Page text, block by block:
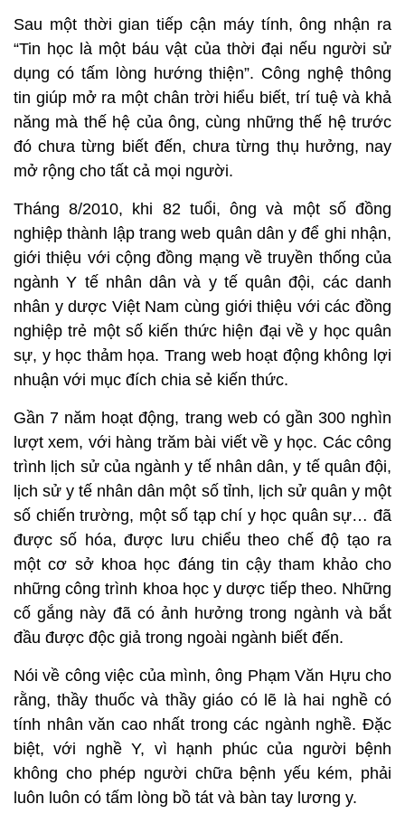
Sau một thời gian tiếp cận máy tính, ông nhận ra
“Tin học là một báu vật của thời đại nếu người sử
dụng có tấm lòng hướng thiện”. Công nghệ thông
tin giúp mở ra một chân trời hiểu biết, trí tuệ và khả
năng mà thế hệ của ông, cùng những thế hệ trước
đó chưa từng biết đến, chưa từng thụ hưởng, nay
mở rộng cho tất cả mọi người.
Tháng 8/2010, khi 82 tuổi, ông và một số đồng
nghiệp thành lập trang web quân dân y để ghi nhận,
giới thiệu với cộng đồng mạng về truyền thống của
ngành Y tế nhân dân và y tế quân đội, các danh
nhân y dược Việt Nam cùng giới thiệu với các đồng
nghiệp trẻ một số kiến thức hiện đại về y học quân
sự, y học thảm họa. Trang web hoạt động không lợi
nhuận với mục đích chia sẻ kiến thức.
Gần 7 năm hoạt động, trang web có gần 300 nghìn
lượt xem, với hàng trăm bài viết về y học. Các công
trình lịch sử của ngành y tế nhân dân, y tế quân đội,
lịch sử y tế nhân dân một số tỉnh, lịch sử quân y một
số chiến trường, một số tạp chí y học quân sự… đã
được số hóa, được lưu chiểu theo chế độ tạo ra
một cơ sở khoa học đáng tin cậy tham khảo cho
những công trình khoa học y dược tiếp theo. Những
cố gắng này đã có ảnh hưởng trong ngành và bắt
đầu được độc giả trong ngoài ngành biết đến.
Nói về công việc của mình, ông Phạm Văn Hựu cho
rằng, thầy thuốc và thầy giáo có lẽ là hai nghề có
tính nhân văn cao nhất trong các ngành nghề. Đặc
biệt, với nghề Y, vì hạnh phúc của người bệnh
không cho phép người chữa bệnh yếu kém, phải
luôn luôn có tấm lòng bồ tát và bàn tay lương y.